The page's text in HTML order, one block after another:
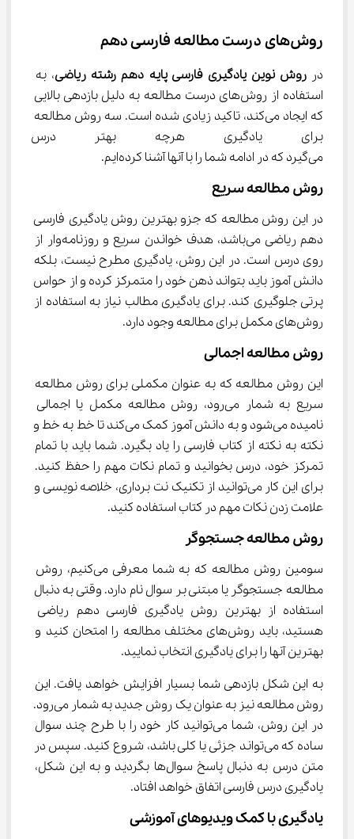
روش‌های درست مطالعه فارسی دهم
در روش نوین یادگیری فارسی پایه دهم رشته ریاضی، به
استفاده از روش‌های درست مطالعه به دلیل بازدهی بالایی
که ایجاد می‌کند، تاکید زیادی شده است. سه روش مطالعه
برای یادگیری هرچه بهتر درس
می‌گیرد که در ادامه شما را با آنها آشنا کرده‌ایم.
روش مطالعه سریع
در این روش مطالعه که جزو بهترین روش یادگیری فارسی
دهم ریاضی می‌باشد، هدف خواندن سریع و روزنامه‌وار از
روی درس است. در این روش، یادگیری مطرح نیست، بلکه
دانش آموز باید بتواند ذهن خود را متمرکز کرده و از حواس
پرتی جلوگیری کند. برای یادگیری مطالب نیاز به استفاده از
روش‌های مکمل برای مطالعه وجود دارد.
روش مطالعه اجمالی
این روش مطالعه که به عنوان مکملی برای روش مطالعه
سریع به شمار می‌رود، روش مطالعه مکمل یا اجمالی
نامیده می‌شود و به دانش آموز کمک می‌کند تا خط به خط و
نکته به نکته از کتاب فارسی را یاد بگیرد. شما باید با تمام
تمرکز خود، درس بخوانید و تمام نکات مهم را حفظ کنید.
برای این کار می‌توانید از تکنیک نت برداری، خلاصه نویسی و
علامت زدن نکات مهم در کتاب استفاده کنید.
روش مطالعه جستجوگر
سومین روش مطالعه که به شما معرفی می‌کنیم، روش
مطالعه جستجوگر یا مبتنی بر سوال نام دارد. وقتی به دنبال
استفاده از بهترین روش یادگیری فارسی دهم ریاضی
هستید، باید روش‌های مختلف مطالعه را امتحان کنید و
بهترین آنها را برای یادگیری انتخاب نمایید.
به این شکل بازدهی شما بسیار افزایش خواهد یافت. این
روش مطالعه نیز به عنوان یک روش جدید به شمار می‌رود.
در این روش، شما می‌توانید کار خود را با طرح چند سوال
ساده که می‌تواند جزئی یا کلی باشد، شروع کنید. سپس در
متن درس به دنبال پاسخ سوال‌ها بگردید و به این شکل،
یادگیری درس فارسی اتفاق خواهد افتاد.
یادگیری با کمک ویدیوهای آموزشی